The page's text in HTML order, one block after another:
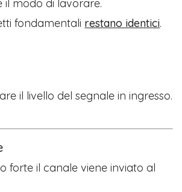
modo di lavorare.
fondamentali restano identici.
il livello del segnale in ingresso.
forte il canale viene inviato al